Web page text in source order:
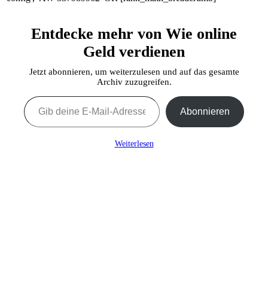
Entdecke mehr von Wie online
Geld verdienen
Jetzt abonnieren, um weiterzulesen und auf das gesamte
Archiv zuzugreifen.
Gib deine E-Mail-Adresse ein ...
Abonnieren
Weiterlesen